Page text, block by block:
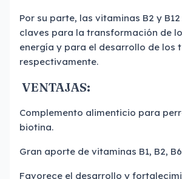
Por su parte, las vitaminas B2 y
claves para la transformación de
energía y para el desarrollo de los
respectivamente.
VENTAJAS:
Complemento alimenticio para
biotina.
Gran aporte de vitaminas B1, B2, B6
Favorece el desarrollo y